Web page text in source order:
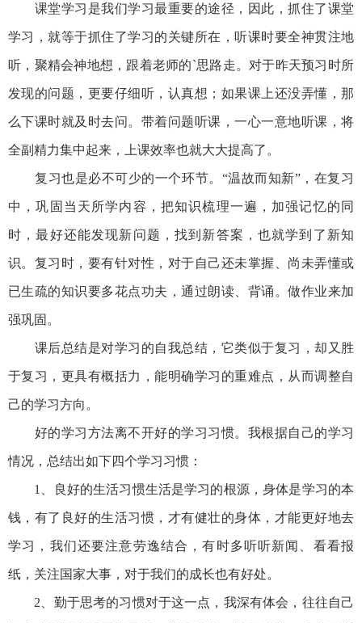
课堂学习是我们学习最重要的途径，因此，抓住了课堂
学习，就等于抓住了学习的关键所在，听课时要全神贯注地
听，聚精会神地想，跟着老师的`思路走。对于昨天预习时所
发现的问题，更要仔细听，认真想；如果课上还没弄懂，那
么下课时就及时去问。带着问题听课，一心一意地听课，将
全副精力集中起来，上课效率也就大大提高了。
复习也是必不可少的一个环节。“温故而知新”，在复习
中，巩固当天所学内容，把知识梳理一遍，加强记忆的同
时，最好还能发现新问题，找到新答案，也就学到了新知
识。复习时，要有针对性，对于自己还未掌握、尚未弄懂或
已生疏的知识要多花点功夫，通过朗读、背诵。做作业来加
强巩固。
课后总结是对学习的自我总结，它类似于复习，却又胜
于复习，更具有概括力，能明确学习的重难点，从而调整自
己的学习方向。
好的学习方法离不开好的学习习惯。我根据自己的学习
情况，总结出如下四个学习习惯：
1、良好的生活习惯生活是学习的根源，身体是学习的本
钱，有了良好的生活习惯，才有健壮的身体，才能更好地去
学习，我们还要注意劳逸结合，有时多听听新闻、看看报
纸，关注国家大事，对于我们的成长也有好处。
2、勤于思考的习惯对于这一点，我深有体会，往往自己